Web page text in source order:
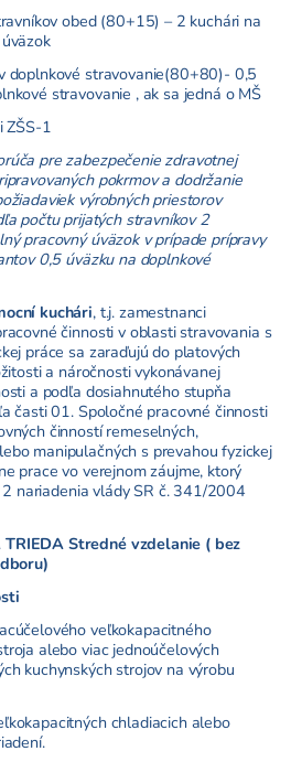
obed (80+15) – 2 kuchári na
doplnkové stravovanie(80+80)- 0,5
stravovanie , ak sa jedná o MŠ
ZŠS-1
pre zabezpečenie zdravotnej
pokrmov a dodržanie
výrobných priestorov
počtu prijatých stravníkov 2
pracovný úväzok v prípade prípravy
0,5 úväzku na doplnkové
kuchári, t.j. zamestnanci
činnosti v oblasti stravovania s
práce sa zaraďujú do platových
a náročnosti vykonávanej
a podľa dosiahnutého stupňa
časti 01. Spoločné pracovné činnosti
činností remeselných,
manipulačných s prevahou fyzickej
prace vo verejnom záujme, ktorý
nariadenia vládySR č. 341/2004
TRIEDA Stredné vzdelanie ( bez
veľkokapacitného
alebo viac jednoúčelových
kuchynských strojov na výrobu
chladiacich alebo